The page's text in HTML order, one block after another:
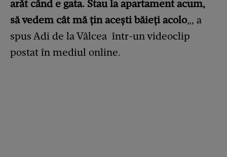
arăt când e gata. Stau la apartament acum,
să vedem cât mă țin acești băieți acolo„, a
spus Adi de la Vâlcea într-un videoclip
postat în mediul online.